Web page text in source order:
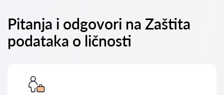
Pitanja i odgovori na Zaštita
podataka o ličnosti